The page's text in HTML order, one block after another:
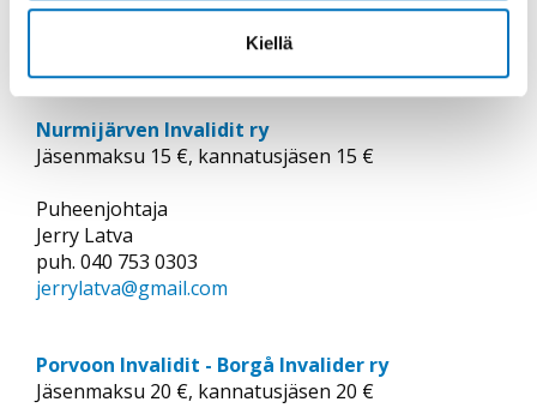
Kiellä
Nurmijärven Invalidit ry
Jäsenmaksu 15 €, kannatusjäsen 15 €
Puheenjohtaja
Jerry Latva
puh. 040 753 0303
jerrylatva@gmail.com
Porvoon Invalidit - Borgå Invalider ry
Jäsenmaksu 20 €, kannatusjäsen 20 €